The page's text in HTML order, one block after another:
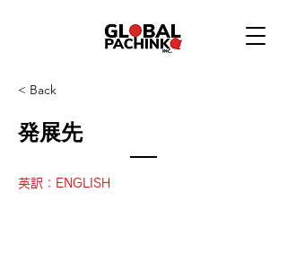
< Back
発展先
英訳：ENGLISH